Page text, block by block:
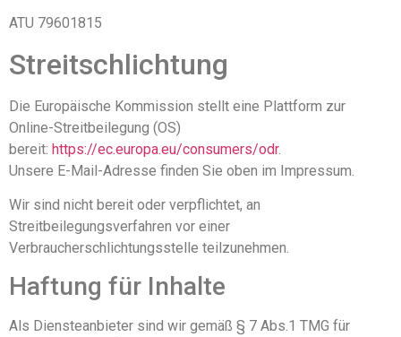
ATU 79601815
Streitschlichtung
Die Europäische Kommission stellt eine Plattform zur
Online-Streitbeilegung (OS)
bereit: https://ec.europa.eu/consumers/odr.
Unsere E-Mail-Adresse finden Sie oben im Impressum.
Wir sind nicht bereit oder verpflichtet, an
Streitbeilegungsverfahren vor einer
Verbraucherschlichtungsstelle teilzunehmen.
Haftung für Inhalte
Als Diensteanbieter sind wir gemäß § 7 Abs.1 TMG für